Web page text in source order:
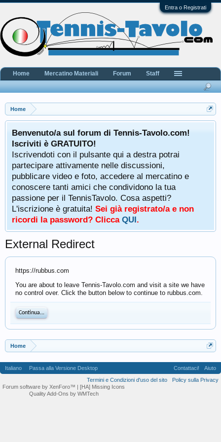
Entra o Registrati
Home
Benvenuto/a sul forum di Tennis-Tavolo.com!
Iscriviti è GRATUITO!
Iscrivendoti con il pulsante qui a destra potrai
partecipare attivamente nelle discussioni,
pubblicare video e foto, accedere al mercatino e
conoscere tanti amici che condividono la tua
passione per il TennisTavolo. Cosa aspetti?
L'iscrizione è gratuita! Sei già registrato/a e non
ricordi la password? Clicca QUI.
External Redirect
https://rubbus.com
You are about to leave Tennis-Tavolo.com and visit a site we have
no control over. Click the button below to continue to rubbus.com.
Continua...
Home
Home Mercatino Materiali Forum Staff
Italiano Passa alla Versione Desktop Contattaci!
Aiuto
Termini e Condizioni d'uso del sito
Policy sulla Privacy
Forum software by XenForo™ | [HA] Missing Icons
Quality Add-Ons by WMTech